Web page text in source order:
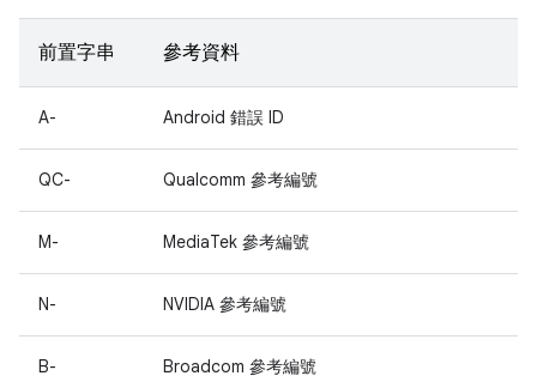
前置字串 參考資料
A- Android 錯誤 ID
QC- Qualcomm 參考編號
M- MediaTek 參考編號
N- NVIDIA 參考編號
B- Broadcom 參考編號